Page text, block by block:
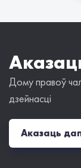
Дому правоў
дзейнасці
Аказаць